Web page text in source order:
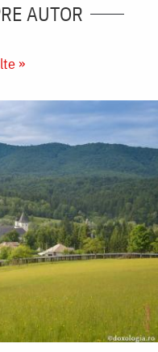
AUTOR
»